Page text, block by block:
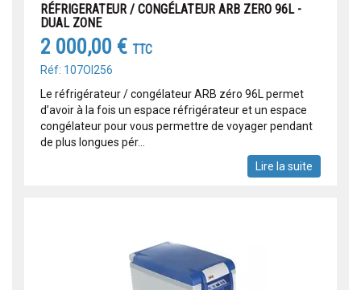
RÉFRIGERATEUR / CONGÉLATEUR ARB ZERO 96L -
DUAL ZONE
2 000,00 € TTC
Réf: 107OI256
Le réfrigérateur / congélateur ARB zéro 96L permet
d’avoir à la fois un espace réfrigérateur et un espace
congélateur pour vous permettre de voyager pendant
de plus longues pér...
Lire la suite